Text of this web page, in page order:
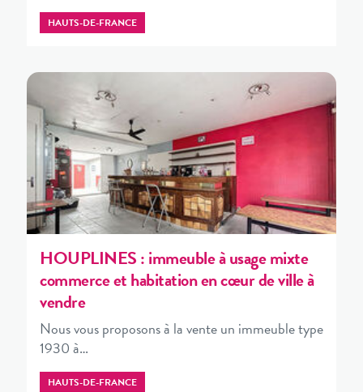
HAUTS-DE-FRANCE
HOUPLINES : immeuble à usage mixte
commerce et habitation en cœur de ville à
vendre
Nous vous proposons à la vente un immeuble type
1930 à…
HAUTS-DE-FRANCE